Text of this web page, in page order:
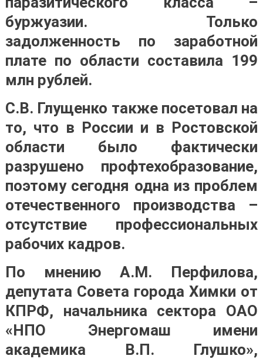
буржуазии. Только
задолженность по заработной
плате по области составила 199
млн рублей.
С.В. Глущенко также посетовал на
то, что в России и в Ростовской
области было фактически
разрушено профтехобразование,
поэтому сегодня одна из проблем
отечественного производства –
отсутствие профессиональных
рабочих кадров.
По мнению А.М. Перфилова,
депутата Совета города Химки от
КПРФ, начальника сектора ОАО
«НПО Энергомаш имени
академика В.П. Глушко»,